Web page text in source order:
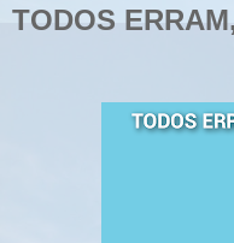
TODOS